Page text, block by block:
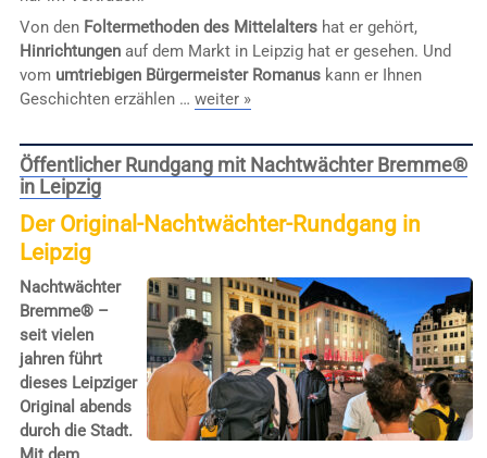
Von den Foltermethoden des Mittelaltershat er gehört,
Hinrichtungenauf dem Markt in Leipzig hat er gesehen. Und
vom umtriebigen Bürgermeister Romanuskann er Ihnen
Geschichten erzählen … weiter »
Öffentlicher Rundgang mit Nachtwächter Bremme®
in Leipzig
Der Original-Nachtwächter-Rundgang in
Leipzig
Nachtwächter
Bremme® –
seit vielen
jahren führt
dieses Leipziger
Original abends
durch die Stadt.